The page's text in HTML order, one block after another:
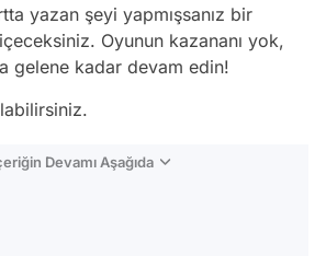
yazan şeyi yapmışsanız bir
Oyunun kazananı yok,
gelene kadar devam edin!
Devamı Aşağıda